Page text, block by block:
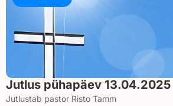
Jutlus pühapäev 13.04.2025
Jutlustab pastor Risto Tamm